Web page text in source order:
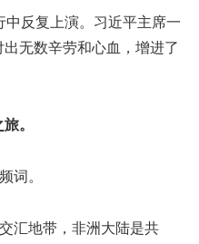
反复上演。习近平主席一
无数辛劳和心血，增进了
。
词。
汇地带，非洲大陆是共